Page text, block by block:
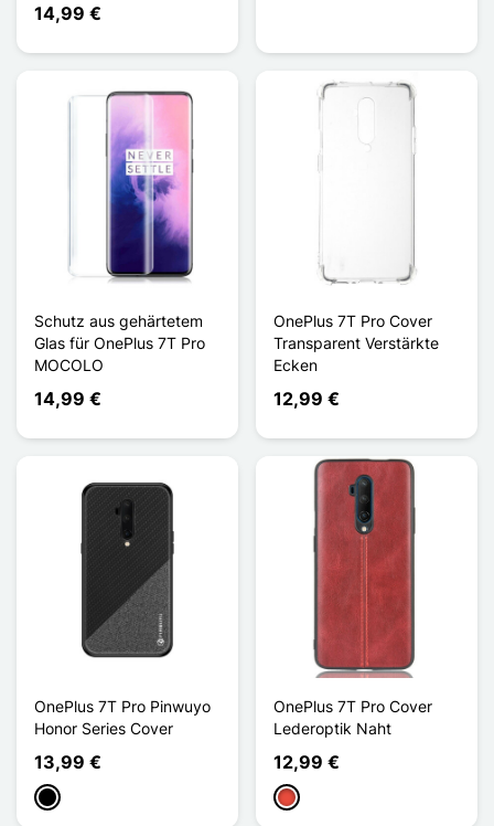
14,99 €
Schutz aus gehärtetem
Glas für OnePlus 7T Pro
MOCOLO
14,99 €
OnePlus 7T Pro Cover
Transparent Verstärkte
Ecken
12,99 €
OnePlus 7T Pro Pinwuyo
Honor Series Cover
13,99 €
Schwarz
OnePlus 7T Pro Cover
Lederoptik Naht
12,99 €
Rot